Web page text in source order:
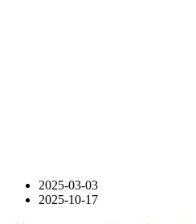
2025-03-03
2025-10-17